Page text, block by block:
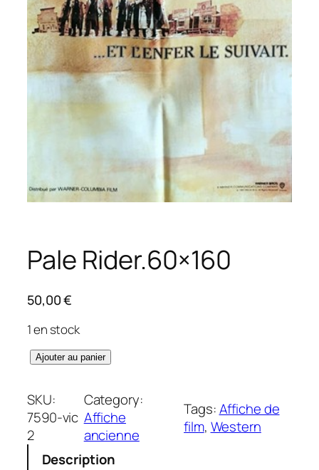
Pale Rider.60×160
50,00€
1 en stock
q
a
n
t
i
Ajouter au panier
SKU:
7590-vic
2
Category:
Affiche
ancienne
Tags:Affiche de
film, Western
Description